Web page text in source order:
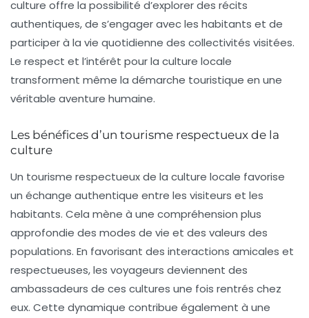
culture offre la possibilité d’explorer des récits
authentiques, de s’engager avec les habitants et de
participer à la vie quotidienne des collectivités visitées.
Le respect et l’intérêt pour la culture locale
transforment même la démarche touristique en une
véritable aventure humaine.
Les bénéfices d’un tourisme respectueux de la
culture
Un tourisme respectueux de la culture locale favorise
un échange authentique entre les visiteurs et les
habitants. Cela mène à une compréhension plus
approfondie des modes de vie et des valeurs des
populations. En favorisant des interactions amicales et
respectueuses, les voyageurs deviennent des
ambassadeurs de ces cultures une fois rentrés chez
eux. Cette dynamique contribue également à une